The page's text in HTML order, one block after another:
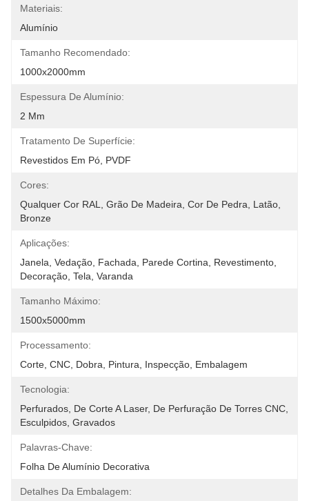
Materiais:
Alumínio
Tamanho Recomendado:
1000x2000mm
Espessura De Alumínio:
2 Mm
Tratamento De Superfície:
Revestidos Em Pó, PVDF
Cores:
Qualquer Cor RAL, Grão De Madeira, Cor De Pedra, Latão,
Bronze
Aplicações:
Janela, Vedação, Fachada, Parede Cortina, Revestimento,
Decoração, Tela, Varanda
Tamanho Máximo:
1500x5000mm
Processamento:
Corte, CNC, Dobra, Pintura, Inspecção, Embalagem
Tecnologia:
Perfurados, De Corte A Laser, De Perfuração De Torres CNC,
Esculpidos, Gravados
Palavras-Chave:
Folha De Alumínio Decorativa
Detalhes Da Embalagem: